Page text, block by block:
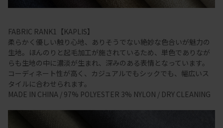
FABRIC RANK1【KAPLIS】
柔らかく優しい触り心地、ありそうでない絶妙な色合いが魅力の
生地。ほんのりと起毛加工が施されているため、単色でありなが
らも生地の中に濃淡が生まれ、深みのある表情となっています。
コーディネート性が高く、カジュアルでもシックでも、幅広いス
タイルに合わせられます。
MADE IN CHINA / 97% POLYESTER 3% NYLON / DRY CLEANING